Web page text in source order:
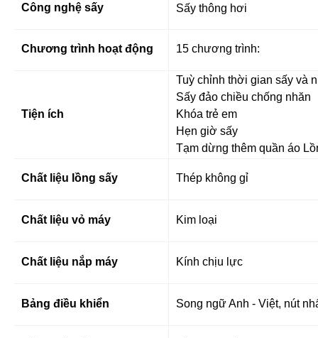
Công nghệ sấy Sấy thông hơi
Chương trình hoạt động 15 chương trình:
Tiện ích
Tuỳ chỉnh thời gian sấy và
Sấy đảo chiều chống nhăn
Khóa trẻ em
Hẹn giờ sấy
Tạm dừng thêm quần áo
Chất liệu lồng sấy Thép không gỉ
Chất liệu vỏ máy Kim loại
Chất liệu nắp máy Kính chịu lực
Bảng điều khiển Song ngữ Anh - Việt, nút